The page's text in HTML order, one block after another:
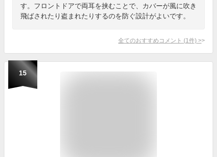
す。フロントドアで両耳を挟むことで、カバーが風に吹き
飛ばされたり盗まれたりするのを防ぐ設計がよいです。
全てのおすすめコメント (1 件) >
15